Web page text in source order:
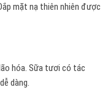
mặt nạ thiên nhiên được
hóa. Sữa tươi có tác
dàng.